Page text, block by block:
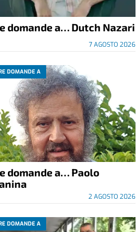
domande a… Dutch Nazari
7 AGOSTO 2026
DOMANDE A
domande a… Paolo
2 AGOSTO 2026
DOMANDE A